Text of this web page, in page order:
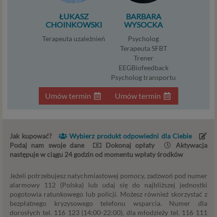
ŁUKASZ
CHOINKOWSKI
Terapeuta uzależnień
Umów termin
BARBARA
WYSOCKA
Psycholog
Terapeuta SFBT
Trener
EEGBiofeedback
Psycholog transportu
Umów termin
Jak kupować?
Wybierz produkt odpowiedni dla Ciebie
Podaj nam swoje dane
Dokonaj opłaty
Aktywacja
następuje w ciągu 24 godzin od momentu wpłaty środków
Jeżeli potrzebujesz natychmiastowej pomocy, zadzwoń pod numer
alarmowy 112 (Polska) lub udaj się do najbliższej jednostki
pogotowia ratunkowego lub policji. Możesz również skorzystać z
bezpłatnego kryzysowego telefonu wsparcia. Numer dla
dorosłych tel. 116 123 (14:00-22:00), dla młodzieży tel. 116 111
wykonania umowy, której jesteś stroną. Umowa to,
w naszym przypadku, regulamin serwisu i
informacje na stronach ofertowych danej usługi.
Jeśli zatem zawieramy z Tobą umowę o realizację
danej usługi, to możemy przetwarzać Twoje dane w
zakresie niezbędnym do realizacji tej umowy. W
przypadku, gdy zakładasz u nas konto, to umowa o
dostarczenie tego konta upoważnia nas do
przetwarzania danych niezbędnych do jego
w stanie zapewnić Ci usługi, a Ty nie mógłbyś z niej
korzystać.
Niezbędność przetwarzania do celów wynikających
przez administratora lub przez stronę trzecią. Ta
podstawa przetwarzania danych dotyczy
przypadków, gdy ich przetwarzanie jest
uzasadnione z uwagi na nasze usprawiedliwione